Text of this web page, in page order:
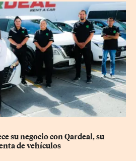
su negocio con Qardeal, su
de vehículos